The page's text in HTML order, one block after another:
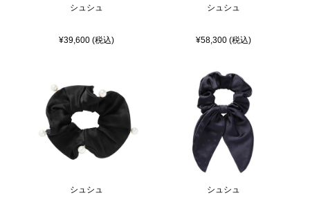
シュシュ
¥39,600 (税込)
シュシュ
¥58,300 (税込)
シュシュ シュシュ